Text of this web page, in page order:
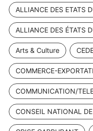
ALLIANCE DES ETATS
ALLIANCE DES ÉTATS
Arts & Culture
COMMERCE-
COMMUNICATION/
CONSEIL NATIONAL